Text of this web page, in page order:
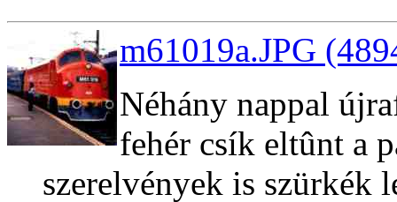
m61019a.JPG
Néhány nappal
fehér csík eltûnt a
szerelvények is szürkék